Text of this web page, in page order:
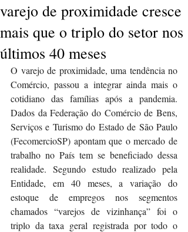
varejo de proximidade cresce
mais que o triplo do setor nos
últimos 40 meses
O varejo de proximidade, uma tendência no
Comércio, passou a integrar ainda mais o
cotidiano das famílias após a pandemia.
Dados da Federação do Comércio de Bens,
Serviços e Turismo do Estado de São Paulo
(FecomercioSP) apontam que o mercado de
trabalho no País tem se beneficiado dessa
realidade. Segundo estudo realizado pela
Entidade, em 40 meses, a variação do
estoque de empregos nos segmentos
chamados “varejos de vizinhança” foi o
triplo da taxa geral registrada por todo o